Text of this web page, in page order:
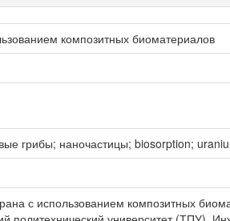
композитных биоматериалов
грибы; наночастицы; biosorption;
с использованием композитных